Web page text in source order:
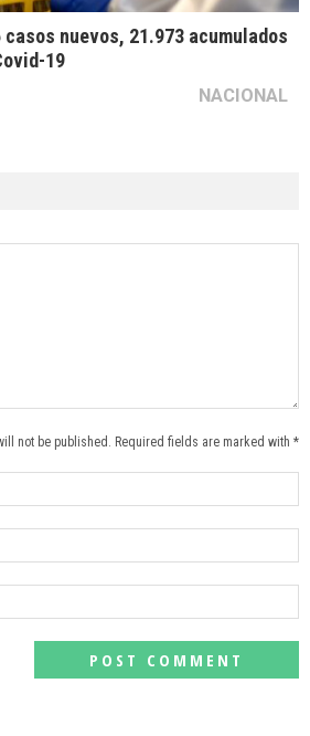
nuevos, 21.973 acumulados
19
NACIONAL
not be published. Required fields are marked with *